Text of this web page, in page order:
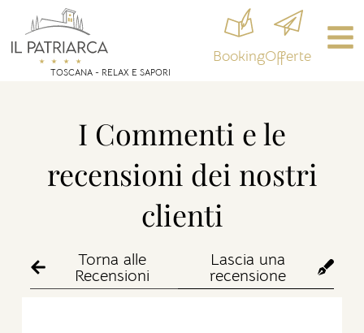
TOSCANA - RELAX E SAPORI
BookingOfferte
I Commenti e le
recensioni dei nostri
clienti
Torna alle
Recensioni
Lascia una
recensione